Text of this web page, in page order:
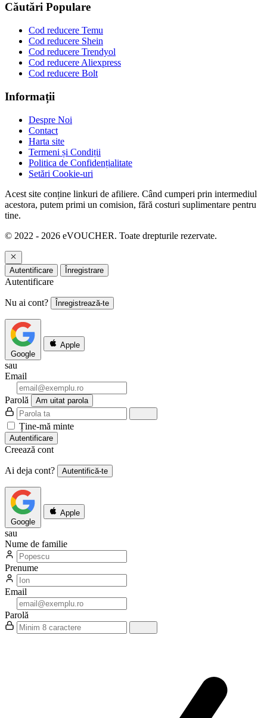
Căutări Populare
Cod reducere Temu
Cod reducere Shein
Cod reducere Trendyol
Cod reducere Aliexpress
Cod reducere Bolt
Informații
Despre Noi
Contact
Harta site
Termeni și Condiții
Politica de Confidențialitate
Setări Cookie-uri
Acest site conține linkuri de afiliere. Când cumperi prin intermediul
acestora, putem primi un comision, fără costuri suplimentare pentru
tine.
© 2022 - 2026 eVOUCHER. Toate drepturile rezervate.
Autentificare Înregistrare
Autentificare
Nu ai cont? Înregistrează-te
Google
Apple
sau
Email
Parolă Am uitat parola
Ține-mă minte
Autentificare
Creează cont
Ai deja cont? Autentifică-te
Google
Apple
sau
Nume de familie
Prenume
Email
Parolă